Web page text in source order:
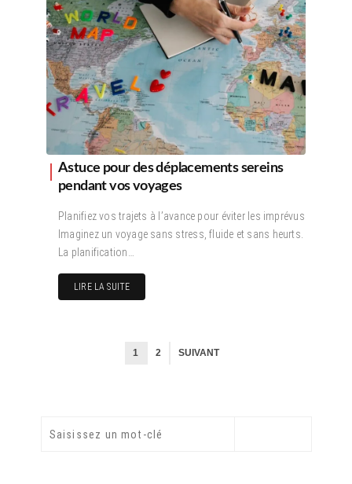
Astuce pour des déplacements sereins
pendant vos voyages
Planifiez vos trajets à l’avance pour éviter les imprévus
Imaginez un voyage sans stress, fluide et sans heurts.
La planification…
LIRE LA SUITE
1 2 SUIVANT